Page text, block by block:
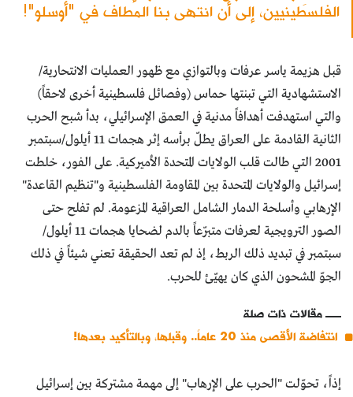
الفلسطينيين، إلى أن انتهى بنا المطاف في "أوسلو"!
قبل هزيمة ياسر عرفات وبالتوازي مع ظهور العمليات الانتحارية/
الاستشهادية التي تبنتها حماس (وفصائل فلسطينية أخرى لاحقاً)
والتي استهدفت أهدافاً مدنية في العمق الإسرائيلي، بدأ شبح الحرب
الثانية القادمة على العراق يطلّ برأسه إثر هجمات 11 أيلول/سبتمبر
2001 التي طالت قلب الولايات المتحدة الأميركية. على الفور، خلطت
إسرائيل والولايات المتحدة بين المقاومة الفلسطينية و"تنظيم القاعدة"
الإرهابي وأسلحة الدمار الشامل العراقية المزعومة. لم تفلح حتى
الصور الترويجية لعرفات متبرّعاً بالدم لضحايا هجمات 11 أيلول/
سبتمبر في تبديد ذلك الربط، إذ لم تعد الحقيقة تعني شيئاً في ذلك
الجوّ المشحون الذي كان يهيّئ للحرب.
مقالات ذات صلة
انتفاضة الأقصى منذ 20 عاماً.. وقبلها، وبالتأكيد بعدها!
إذاً، تحوّلت "الحرب على الإرهاب" إلى مهمة مشتركة بين إسرائيل